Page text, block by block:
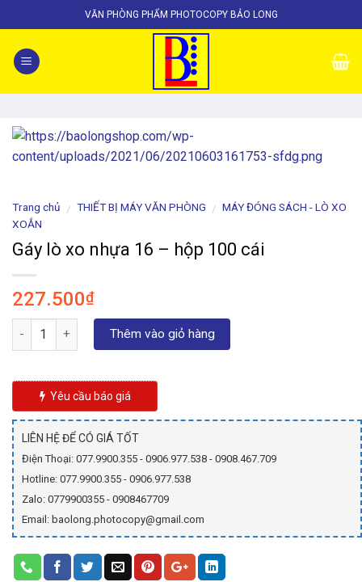
to
content
VĂN PHÒNG PHẨM PHOTOCOPY BẢO LONG
Trang chủ / THIẾT BỊ MÁY VĂN PHÒNG / MÁY ĐÓNG SÁCH - LÒ XO
XOẮN
Gáy lò xo nhựa 16 – hộp 100 cái
227.500₫
Số lượng Thêm vào giỏ hàng
Yêu cầu báo giá
LIÊN HỆ ĐỂ CÓ GIÁ TỐT
Điện Thoại: 077.9900.355 - 0906.977.538 - 0908.467.709
Hotline: 077.9900.355 - 0906.977.538
Zalo: 0779900355 - 0908467709
Email: baolong.photocopy@gmail.com